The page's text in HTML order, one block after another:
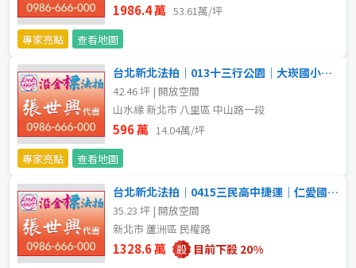
高雄市
屏東縣
台東縣
花蓮縣
金門連江
80坪以上
~ 坪
樓層
不拘
1樓 2樓
3樓
1986.4 萬 53.61萬/坪
專家亮點
查看地圖
台北新北法拍｜013十三行公園｜大崁國小｜山水緣｜華廈附車位
42.46 坪 | 開放空間
山水緣 新北市 八里區 中山路一段
596 萬 14.04萬/坪
專家亮點
查看地圖
台北新北法拍｜0415三民高中捷運｜仁愛國小｜邊間公寓附頂加
35.23 坪 | 開放空間
新北市 蘆洲區 民權路
1328.6 萬 目前下殺 20%